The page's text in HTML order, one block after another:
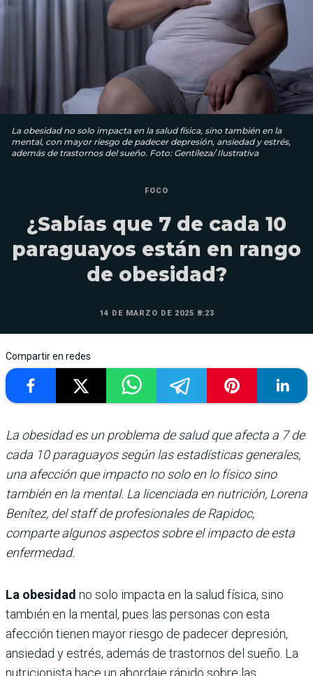
La obesidad no solo impacta en la salud física, sino también en la
mental, con mayor riesgo de padecer depresión, ansiedad y estrés,
además de trastornos del sueño. Foto: Gentileza/ Ilustrativa
FOCO
¿Sabías que 7 de cada 10
paraguayos están en rango
de obesidad?
14 DE MARZO DE 2025 8:23
Compartir en redes
La obesidad es un problema de salud que afecta a 7 de
cada 10 paraguayos según las estadísticas generales,
una afección que impacto no solo en lo físico sino
también en la mental. La licenciada en nutrición, Lorena
Benítez, del staff de profesionales de Rapidoc,
comparte algunos aspectos sobre el impacto de esta
enfermedad.
La obesidad no solo impacta en la salud física, sino
también en la mental, pues las personas con esta
afección tienen mayor riesgo de padecer depresión,
ansiedad y estrés, además de trastornos del sueño. La
nutricionista hace un abordaje rápido sobre las